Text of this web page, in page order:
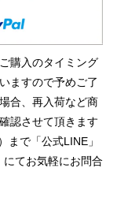
購入のタイミング
ますので予めご了
合、再入荷など商
認させて頂きます
まで「公式LINE」
にてお気軽にお問合